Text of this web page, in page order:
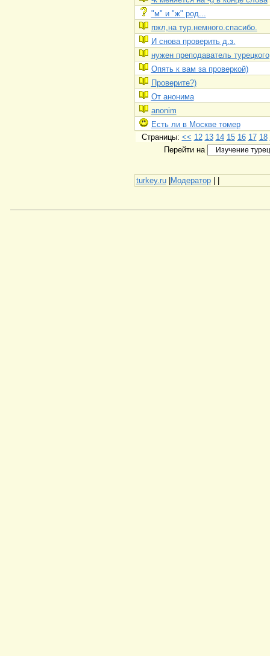
"м" и "ж" род...
пжл,на тур.немного.спасибо.
И снова проверить д.з.
нужен преподаватель турецкого
Опять к вам за проверкой)
Проверите?)
От анонима
anonim
Есть ли в Москве томер
Страницы: << 12 13 14 15 16 17 18
Перейти на
turkey.ru|Модератор| |